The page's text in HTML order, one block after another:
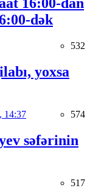
dək
532
yoxsa
14:37 574
səfərinin
517